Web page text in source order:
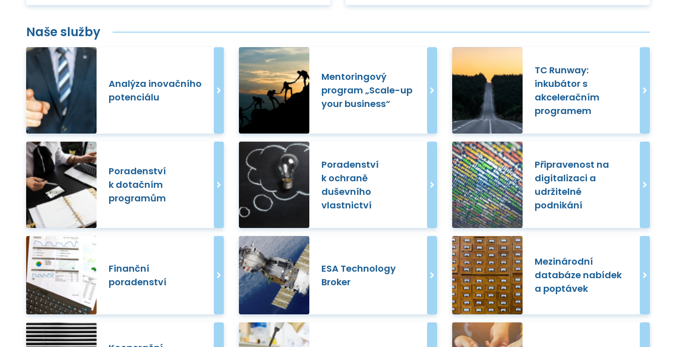
Naše služby
Analýza inovačního
potenciálu
Mentoringový
program „Scale-up
your business“
TC Runway:
inkubátor s
akceleračním
programem
Poradenství
k dotačním
programům
Poradenství
k ochraně
duševního
vlastnictví
Připravenost na
digitalizaci a
udržitelné
podnikání
Finanční
poradenství
ESA Technology
Broker
Mezinárodní
databáze nabídek
a poptávek